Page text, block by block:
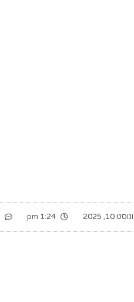
10, 2025
1:24 pm